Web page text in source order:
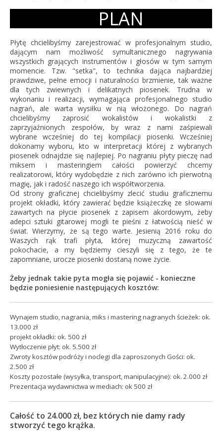
PLAN
Płytę chcielibyśmy zarejestrować w profesjonalnym studio,
dającym nam możliwość symultanicznego nagrywania
wszystkich grających instrumentów i głosów w tym samym
momencie. Tzw. "setka", to technika dająca najbardziej
prawdziwe, pełne emocji i naturalności brzmienie, tak ważne
dla tych zwiewnych i delikatnych piosenek. Trudna w
wykonaniu i realizacji, wymagająca profesjonalnego studio
nagrań, ale warta wysiłku w nią włożonego. Do nagrań
chcielibyśmy zaprosić wokalistów i wokalistki z
zaprzyjaźnionych zespołów, by wraz z nami zaśpiewali
wybrane wcześniej do tej kompilacji piosenki. Wcześniej
dokonamy wyboru, kto w interpretacji której z wybranych
piosenek odnajdzie się najlepiej. Po nagraniu płyty pieczę nad
miksem i masteringiem całości powierzyć chcemy
realizatorowi, który wydobędzie z nich zarówno ich pierwotną
magię, jak i radość naszego ich współtworzenia.
Od strony graficznej chcielibyśmy zlecić studiu graficznemu
projekt okładki, który zawierać będzie książeczkę ze słowami
zawartych na płycie piosenek z zapisem akordowym, żeby
adepci sztuki gitarowej mogli te pieśni z łatwością nieść w
świat. Wierzymy, że są tego warte. Jesienią 2016 roku do
Waszych rąk trafi płyta, której muzyczną zawartość
pokochacie, a my będziemy cieszyli się z tego, że te
zapomniane, urocze piosenki dostaną nowe życie.
Żeby jednak takie pyta mogła się pojawić - konieczne
będzie poniesienie następujących kosztów:
Wynajem studio, nagrania, miks i mastering nagranych ścieżek: ok.
13.000 zł
projekt okładki: ok. 500 zł
Wytłoczenie płyt: ok. 5.500 zł
Zwroty kosztów podróży i noclegi dla zaproszonych Gości: ok.
2.500 zł
Koszty pozostałe (wysyłka, transport, manipulacyjne): ok. 2.000 zł
Prezentacja wydawnictwa w mediach: ok 500 zł
Całość to 24.000 zł, bez których nie damy rady
stworzyć tego krążka.